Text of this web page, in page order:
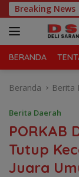
Langsung
ke
konten
Breaking News
Sampah
BERANDA
Beranda Berita
Berita Daerah
PORKAB
Tutup
Juara